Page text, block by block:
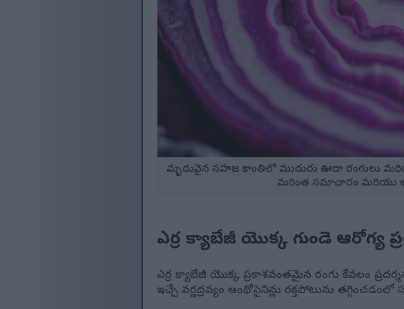
మృదువైన సహజ కాంతిలో ముదురు ఊదా రంగులు
మరింత సమాచారం మరియు
ఎర్ర క్యాబేజీ యొక్క గుండె ఆరోగ్య
ఎర్ర క్యాబేజీ యొక్క ప్రకాశవంతమైన రంగు కేవలం
ఇచ్చే వర్ణద్రవ్యం ఆంథోసైనిన్లు రక్తపోటును